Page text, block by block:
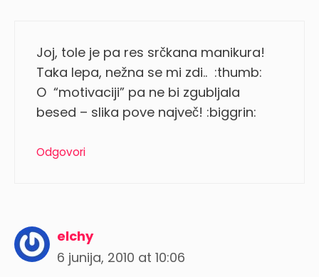
Joj, tole je pa res srčkana manikura!
Taka lepa, nežna se mi zdi.. :thumb:
O “motivaciji” pa ne bi zgubljala
besed – slika pove največ! :biggrin:
Odgovori
elchy
6 junija, 2010 at 10:06